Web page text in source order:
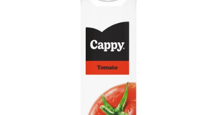
Каліфорнія з
креветкою в ікрі
300г